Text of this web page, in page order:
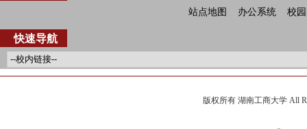
站点地图 办公系统 校
快速导航
版权所有 湖南工商大学 All